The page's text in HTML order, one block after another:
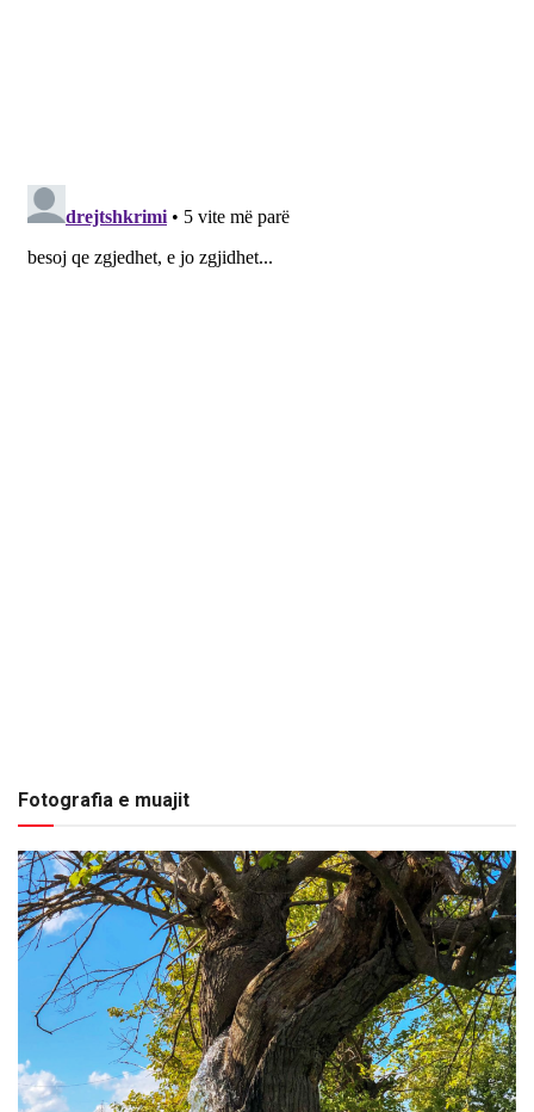
Fotografia e muajit